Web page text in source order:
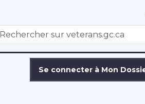
WxT
Se connecter à Mon